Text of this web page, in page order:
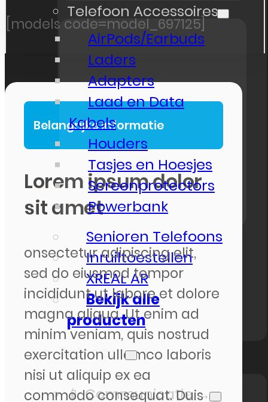
Telefoon Accessoires
AirPods/Earbuds
Laders
Adapters
Laad en Data
Kabels
Houders
Tasjes en Hoesjes
Screenprotectors
Powerbank
Senioren Telefoons
Inruiltoestellen
XREAL AR
Bekijk alle
producten
Telecom
📱 Communicatie →
[models code=model_697125]
Belangrijke informatie
Lorem ipsum dolor
sit amet
onsectetur adipiscing elit,
sed do eiusmod tempor
incididunt ut labore et dolore
magna aliqua. Ut enim ad
minim veniam, quis nostrud
exercitation ullamco laboris
nisi ut aliquip ex ea
commodo consequat. Duis